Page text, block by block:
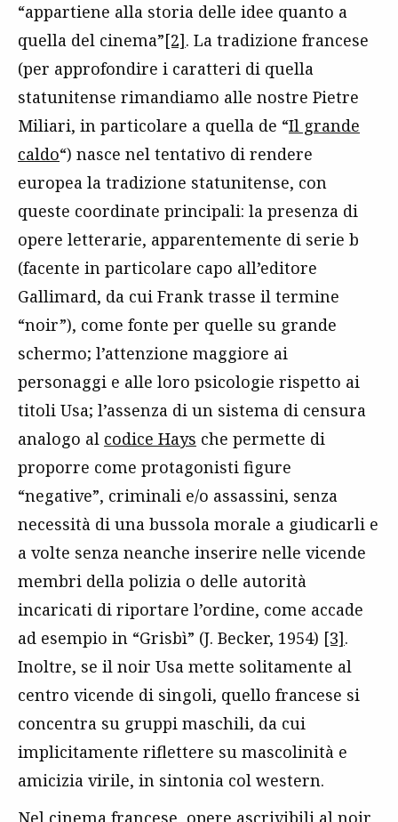
“appartiene alla storia delle idee quanto a
quella del cinema”[2]. La tradizione francese
(per approfondire i caratteri di quella
statunitense rimandiamo alle nostre Pietre
Miliari, in particolare a quella de “Il grande
caldo“) nasce nel tentativo di rendere
europea la tradizione statunitense, con
queste coordinate principali: la presenza di
opere letterarie, apparentemente di serie b
(facente in particolare capo all’editore
Gallimard, da cui Frank trasse il termine
“noir”), come fonte per quelle su grande
schermo; l’attenzione maggiore ai
personaggi e alle loro psicologie rispetto ai
titoli Usa; l’assenza di un sistema di censura
analogo al codice Hays che permette di
proporre come protagonisti figure
“negative”, criminali e/o assassini, senza
necessità di una bussola morale a giudicarli e
a volte senza neanche inserire nelle vicende
membri della polizia o delle autorità
incaricati di riportare l’ordine, come accade
ad esempio in “Grisbì” (J. Becker, 1954) [3].
Inoltre, se il noir Usa mette solitamente al
centro vicende di singoli, quello francese si
concentra su gruppi maschili, da cui
implicitamente riflettere su mascolinità e
amicizia virile, in sintonia col western.